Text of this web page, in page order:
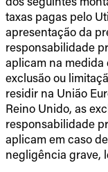
taxas pagas pelo
apresentação da
responsabilidade
aplicam na medida
exclusão ou
residir na União
Reino Unido, as
responsabilidade
aplicam em caso
negligência grave,